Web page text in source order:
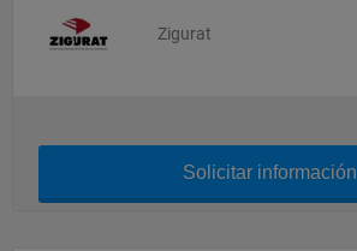
Zigurat
Solicitar información